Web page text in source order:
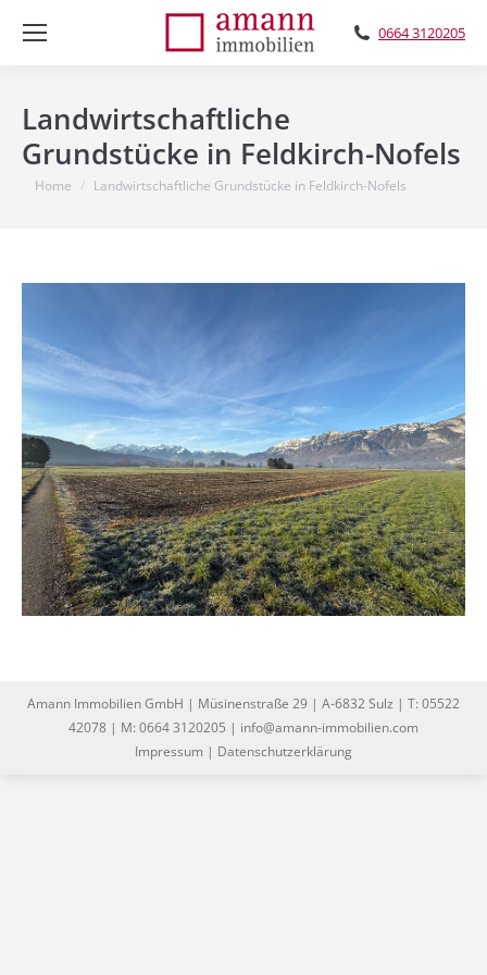
0664 3120205
Landwirtschaftliche
Grundstücke in Feldkirch-Nofels
You are here:
Home Landwirtschaftliche Grundstücke in Feldkirch-Nofels
Amann Immobilien GmbH | Müsinenstraße 29 | A-6832 Sulz | T: 05522
42078 | M: 0664 3120205 | info@amann-immobilien.com
Impressum | Datenschutzerklärung